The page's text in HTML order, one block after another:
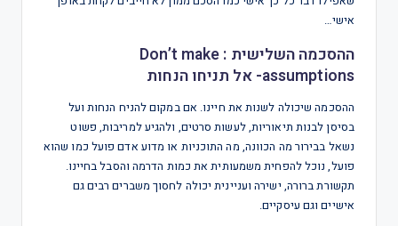
אישי…
ההסכמה השלישית : Don’t make
assumptions- אל תניחו הנחות
ההסכמה שיכולה לשנות את חיינו. אם במקום להניח הנחות ועל
בסיסן לבנות תיאוריות, לעשות סרטים, ולהגיע למריבות, פשוט
נשאל בבירור מה הכוונה, מה התוכניות או מדוע אדם פועל כמו שהוא
פועל, נוכל להפחית משמעותית את כמות הדרמה והסבל בחיינו.
תקשורת ברורה, ישירה ועניינית יכולה לחסוך משברים רבים גם
אישיים וגם עיסקיים.